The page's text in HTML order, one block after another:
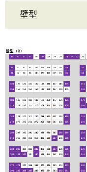
壁型